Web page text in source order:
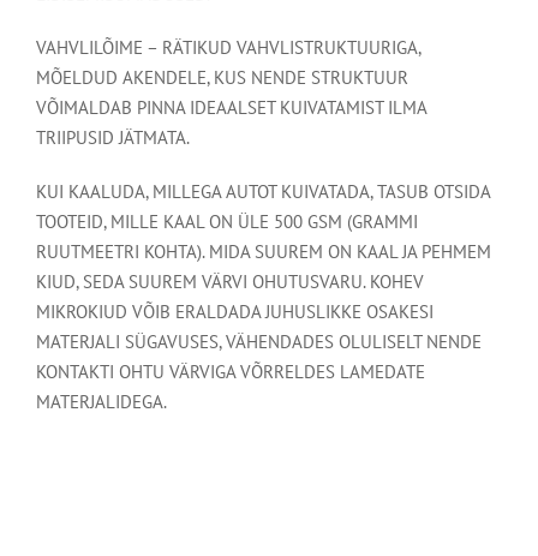
VAHVLILÕIME – RÄTIKUD VAHVLISTRUKTUURIGA,
MÕELDUD AKENDELE, KUS NENDE STRUKTUUR
VÕIMALDAB PINNA IDEAALSET KUIVATAMIST ILMA
TRIIPUSID JÄTMATA.
KUI KAALUDA, MILLEGA AUTOT KUIVATADA, TASUB OTSIDA
TOOTEID, MILLE KAAL ON ÜLE 500 GSM (GRAMMI
RUUTMEETRI KOHTA). MIDA SUUREM ON KAAL JA PEHMEM
KIUD, SEDA SUUREM VÄRVI OHUTUSVARU. KOHEV
MIKROKIUD VÕIB ERALDADA JUHUSLIKKE OSAKESI
MATERJALI SÜGAVUSES, VÄHENDADES OLULISELT NENDE
KONTAKTI OHTU VÄRVIGA VÕRRELDES LAMEDATE
MATERJALIDEGA.